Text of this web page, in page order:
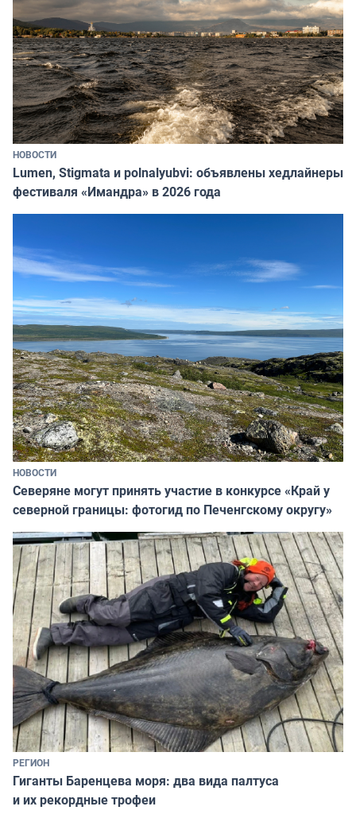
НОВОСТИ
Lumen, Stigmata и polnalyubvi: объявлены хедлайнеры
фестиваля «Имандра» в 2026 года
НОВОСТИ
Северяне могут принять участие в конкурсе «Край у
северной границы: фотогид по Печенгскому округу»
РЕГИОН
Гиганты Баренцева моря: два вида палтуса
и их рекордные трофеи